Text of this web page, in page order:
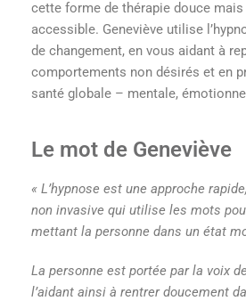
cette forme de thérapie douce
accessible. Geneviève utilise
de changement, en vous aidant à
comportements non désirés et en
santé globale – mentale,
Le mot de Geneviève
« L’hypnose est une approche
non invasive qui utilise les mots
mettant la personne dans un état
La personne est portée par la voix
l’aidant ainsi à rentrer doucement